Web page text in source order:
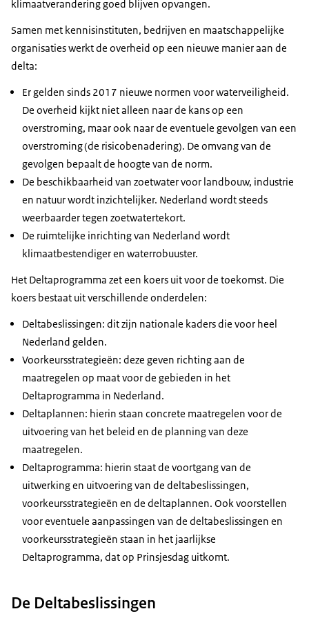
klimaatadaptatie, bodem
en water sturen het
landgebruik
resultaten traject
Voortgang
Deltaprogramma –
instrumentenkompas
DP2023 C - Reactie
advies Signaalgroep
samenvatting advies
DP2023 D - Adaptatie
door innovatie:
regionale praktijk
DP2023 E - Advies
Leefomgeving en reactie
deltacommissaris
Deltaprogramma
Zoetwater: Voortgang
2021 en terugblik eerste
fase 2015-2021
DP2023 G -
Voortgangsrapportage
Synthesedocument
Zoetwater
Synthesedocument
Ruimtelijke adaptatie
DP2021 H4
Synthesedocument
IJsselmeergebied
DP2021 H5
Synthesedocument Rijn-
Maasdelta
DP2021 H6
Synthesedocument
DP2021 H7
Synthesedocument
Zuidwestelijke Delta
Synthesedocument Zand
en Kust
Synthesedocument
Waddengebied
Voorkeursstrategie
Zoetwater
DP2021 Kaart 2
Voorkeursstrategie
IJsselmeergebied
DP2021 Kaart 3
Kaartmateriaal
Kaart 1 Verbinden Water
Kaart 2 Deltaplan
Waterveiligheid
Zoetwater
Bestuurlijke adviezen
D1 Zoetwater
D2 Beslissing Zand
D4 Rivieren
D5-1 Rijnmond-
D5-2 Rijnmond-
D6-1 Zuidwestelijke Delta
D6-2 Zuidwestelijke Delta
D7 Waddengebied
D8 Kust
Achtergronddocument E
E Toelichting
projecten
2015-2020
F Programma Vervanging Natte
Kunstwerken
Achtergronddocument G
en reactie deltacommisaris
Infrastructuur en Milieu
G2 Reactie deltacommissaris
Stand van zaken in 2015
Kaart 2 Watersysteem
Kaart 3 Opgaven
zoetwater
Kaart 4a en 4b Opbrengst
aanpak waterveiligheid
Bijlage B t/m H
E Positionering Deltadijken
F Bestuurlijke Planning
G1 Advies OIM
H Stand van zaken adviezen
deltacommissaris
Deltafonds
Deltafonds 2014 - voorstel van wet
Deltafonds 2014 - memorie van
toelichting
Deltaprogramma in Kaart Stand
van zaken in 2014
Figuur 3 Conceptdeltabeslissing
Waterveiligheid - Figuur 4
Verbeelding basisveiligheid
Figuur 5 Conceptdeltabeslissing
Figuur 7 Conceptdeltabeslissing
IJsselmeergebied
Figuur 9 Zandig kustsysteem
Kaart 2 Opgaven waterveiligheid
Kaart 3 Opgaven zoetwater en
klimaatbestendige stad
Kaart 4 Het hoofd- en regionaal
watersysteem van Nederland
kortetermijnmaatregelen
Bijlage C t/m I
F (On)mogelijkheden voor
meerwaardecreatie met
G Stand van zaken adviezen
deltacommissaris DP2011-
DP2012
H Vervanging Natte Kunstwerken
Rijkswaterstaat
I Verkenning Deltadijken
Deltafonds
Deltafonds Voorstel van Wet
klimaatverandering goed blijven opvangen.
Samen met kennisinstituten, bedrijven en maatschappelijke
organisaties werkt de overheid op een nieuwe manier aan de
delta:
Er gelden sinds 2017 nieuwe normen voor waterveiligheid.
De overheid kijkt niet alleen naar de kans op een
overstroming, maar ook naar de eventuele gevolgen van een
overstroming (de risicobenadering). De omvang van de
gevolgen bepaalt de hoogte van de norm.
De beschikbaarheid van zoetwater voor landbouw, industrie
en natuur wordt inzichtelijker. Nederland wordt steeds
weerbaarder tegen zoetwatertekort.
De ruimtelijke inrichting van Nederland wordt
klimaatbestendiger en waterrobuuster.
Het Deltaprogramma zet een koers uit voor de toekomst. Die
koers bestaat uit verschillende onderdelen:
Deltabeslissingen: dit zijn nationale kaders die voor heel
Nederland gelden.
Voorkeursstrategieën: deze geven richting aan de
maatregelen op maat voor de gebieden in het
Deltaprogramma in Nederland.
Deltaplannen: hierin staan concrete maatregelen voor de
uitvoering van het beleid en de planning van deze
maatregelen.
Deltaprogramma: hierin staat de voortgang van de
uitwerking en uitvoering van de deltabeslissingen,
voorkeursstrategieën en de deltaplannen. Ook voorstellen
voor eventuele aanpassingen van de deltabeslissingen en
voorkeursstrategieën staan in het jaarlijkse
Deltaprogramma, dat op Prinsjesdag uitkomt.
De Deltabeslissingen